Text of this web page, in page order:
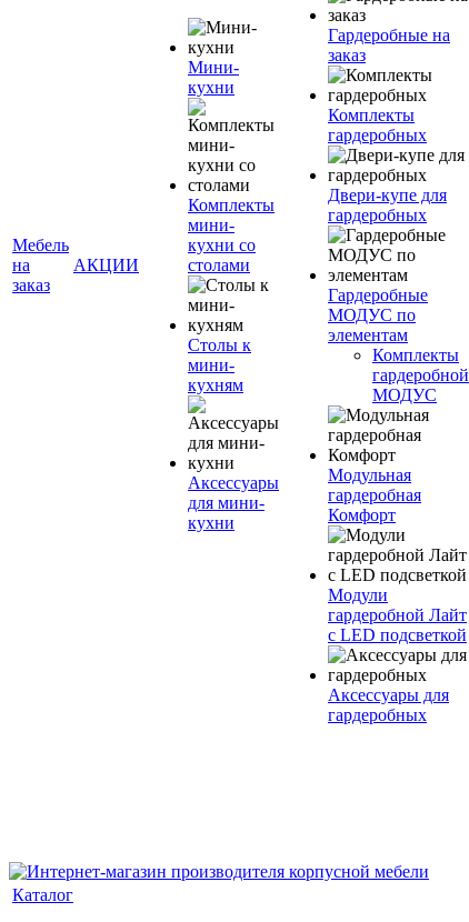
Мебель
на
заказ
АКЦИИ
Мини-
кухни
Комплекты
мини-
кухни со
столами
Столы к
мини-
кухням
Аксессуары
для мини-
кухни
Гардеробные на
заказ
Комплекты
гардеробных
Двери-купе для
гардеробных
Гардеробные
МОДУС по
элементам
Комплекты
гардеробной
МОДУС
Модульная
гардеробная
Комфорт
Модули
гардеробной Лайт
с LED подсветкой
Аксессуары для
гардеробных
Каталог